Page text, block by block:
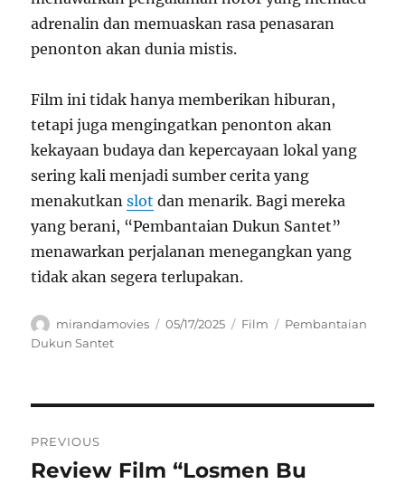
adrenalin dan memuaskan rasa penasaran
penonton akan dunia mistis.
Film ini tidak hanya memberikan hiburan,
tetapi juga mengingatkan penonton akan
kekayaan budaya dan kepercayaan lokal yang
sering kali menjadi sumber cerita yang
menakutkanslot dan menarik. Bagi mereka
yang berani, “Pembantaian Dukun Santet”
menawarkan perjalanan menegangkan yang
tidak akan segera terlupakan.
Author
mirandamovies
Posted
05/17/2025 Categories
Film Tags
Pembantaian
Dukun Santet
pos
PREVIOUS
Previous
Review Film “Losmen Bu